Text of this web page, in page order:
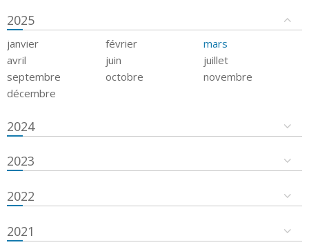
2025
janvier février
mars
avril
juin
juillet
septembre
octobre
novembre
décembre
2024
2023
2022
2021